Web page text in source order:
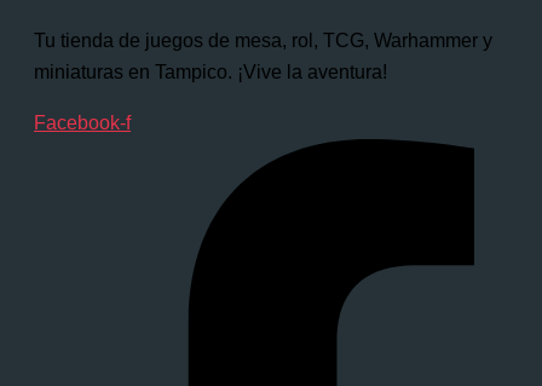
Tu tienda de juegos de mesa, rol, TCG, Warhammer y
miniaturas en Tampico. ¡Vive la aventura!
Facebook-f